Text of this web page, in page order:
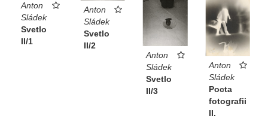
Anton
Sládek
Svetlo
II/1
Anton
Sládek
Svetlo
II/2
Anton
Sládek
Svetlo
II/3
Anton
Sládek
Pocta
fotografii
II.